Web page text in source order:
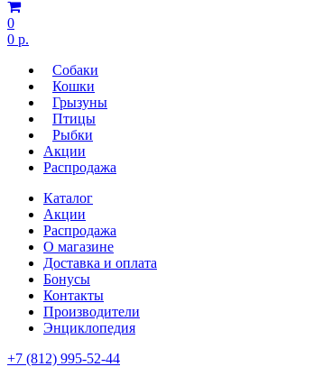
0
0 р.
Собаки
Кошки
Грызуны
Птицы
Рыбки
Акции
Распродажа
Каталог
Акции
Распродажа
О магазине
Доставка и оплата
Бонусы
Контакты
Производители
Энциклопедия
+7 (812) 995-52-44